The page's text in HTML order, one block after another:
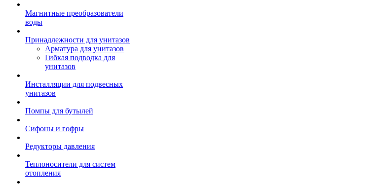
Магнитные преобразователи
воды
Принадлежности для унитазов
Арматура для унитазов
Гибкая подводка для
унитазов
Инсталляции для подвесных
унитазов
Помпы для бутылей
Сифоны и гофры
Редукторы давления
Теплоносители для систем
отопления